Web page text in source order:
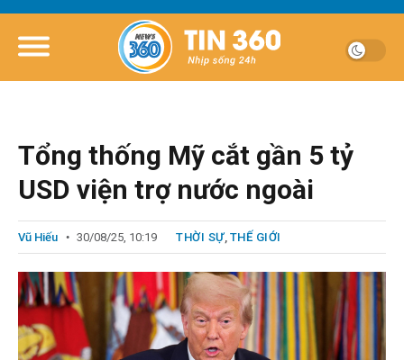
Tổng thống Mỹ cắt gần 5 tỷ
USD viện trợ nước ngoài
Vũ Hiếu 30/08/25, 10:19 THỜI SỰ, THẾ GIỚI